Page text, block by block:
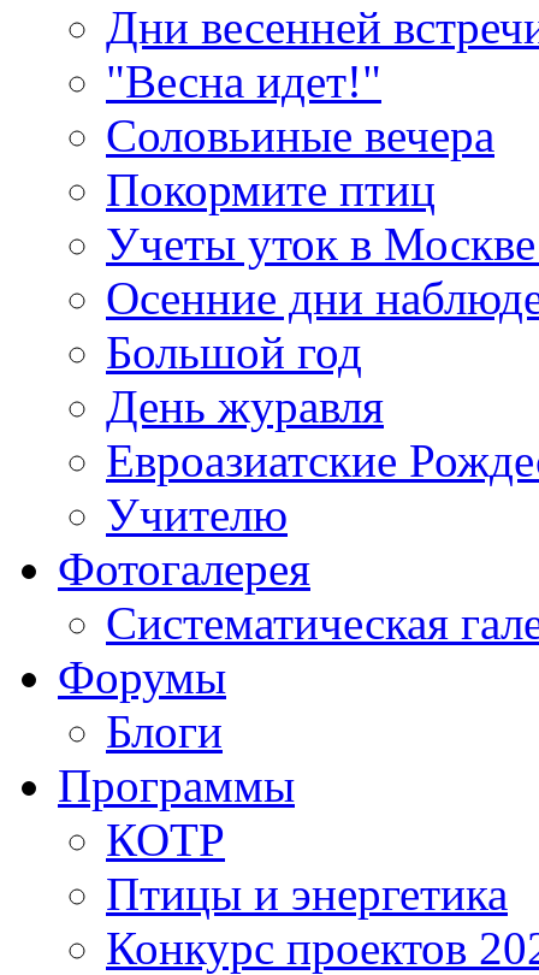
Дни весенней
"Весна идет!"
Соловьиные вечера
Покормите птиц
Учеты уток в
Осенние дни
Большой год
День журавля
Евроазиатские
Учителю
Фотогалерея
Систематическая
Форумы
Блоги
Программы
КОТР
Птицы и энергетика
Конкурс проектов